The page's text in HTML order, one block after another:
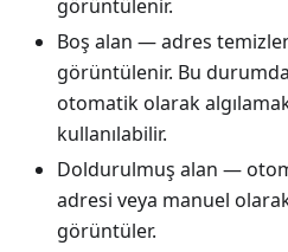
görüntülenir.
Boş alan — adres
görüntülenir. Bu
otomatik olarak
kullanılabilir.
Doldurulmuş alan —
adresi veya manuel
görüntüler.